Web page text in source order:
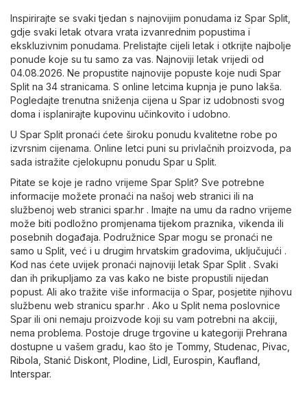
Inspirirajte se svaki tjedan s najnovijim ponudama iz Spar Split,
gdje svaki letak otvara vrata izvanrednim popustima i
ekskluzivnim ponudama. Prelistajte cijeli letak i otkrijte najbolje
ponude koje su tu samo za vas. Najnoviji letak vrijedi od
04.08.2026. Ne propustite najnovije popuste koje nudi Spar
Split na 34 stranicama. S online letcima kupnja je puno lakša.
Pogledajte trenutna sniženja cijena u Spar iz udobnosti svog
doma i isplanirajte kupovinu učinkovito i udobno.
U Spar Split pronaći ćete široku ponudu kvalitetne robe po
izvrsnim cijenama. Online letci puni su privlačnih proizvoda, pa
sada istražite cjelokupnu ponudu Spar u Split.
Pitate se koje je radno vrijeme Spar Split? Sve potrebne
informacije možete pronaći na našoj web stranici ili na
službenoj web stranici spar.hr . Imajte na umu da radno vrijeme
može biti podložno promjenama tijekom praznika, vikenda ili
posebnih događaja. Podružnice Spar mogu se pronaći ne
samo u Split, već i u drugim hrvatskim gradovima, uključujući .
Kod nas ćete uvijek pronaći najnoviji letak Spar Split . Svaki
dan ih prikupljamo za vas kako ne biste propustili nijedan
popust. Ali ako tražite više informacija o Spar, posjetite njihovu
službenu web stranicu spar.hr . Ako u Split nema poslovnice
Spar ili oni nemaju proizvode koji su vam potrebni na akciji,
nema problema. Postoje druge trgovine u kategoriji Prehrana
dostupne u vašem gradu, kao što je Tommy, Studenac Pivac
Ribola Stanić Diskont Plodine Lidl Eurospin Kaufland
Interspar.